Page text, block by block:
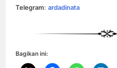
Telegram: ardadinata
Bagikan ini: